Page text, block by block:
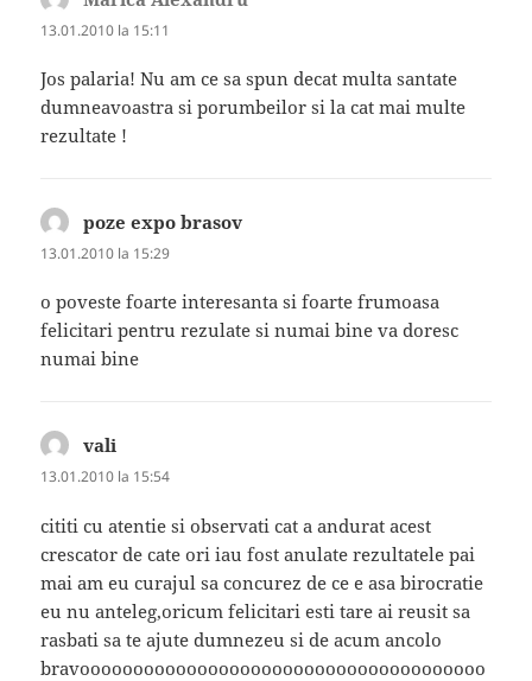
13.01.2010 la 15:11
Jos palaria! Nu am ce sa spun decat multa santate
dumneavoastra si porumbeilor si la cat mai multe
rezultate !
poze expo brasov
13.01.2010 la 15:29
o poveste foarte interesanta si foarte frumoasa
felicitari pentru rezulate si numai bine va doresc
numai bine
vali
13.01.2010 la 15:54
cititi cu atentie si observati cat a andurat acest
crescator de cate ori iau fost anulate rezultatele pai
mai am eu curajul sa concurez de ce e asa birocratie
eu nu anteleg,oricum felicitari esti tare ai reusit sa
rasbati sa te ajute dumnezeu si de acum ancolo
bravoooooooooooooooooooooooooooooooooooooo